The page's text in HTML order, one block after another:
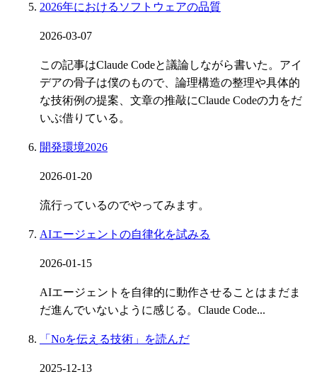
2026年におけるソフトウェアの品質
2026-03-07
この記事はClaude Codeと議論しながら書いた。アイ
デアの骨子は僕のもので、論理構造の整理や具体的
な技術例の提案、文章の推敲にClaude Codeの力をだ
いぶ借りている。
開発環境2026
2026-01-20
流行っているのでやってみます。
AIエージェントの自律化を試みる
2026-01-15
AIエージェントを自律的に動作させることはまだま
だ進んでいないように感じる。Claude Code...
「Noを伝える技術」を読んだ
2025-12-13